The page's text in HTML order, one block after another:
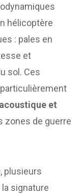
hélicoptère
: pales en
et
sol. Ces
et
zones de guerre
plusieurs
signature